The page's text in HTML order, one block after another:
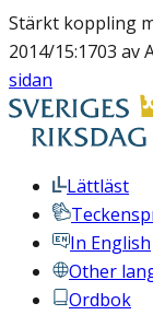
Stärkt koppling
2014/15:1703 av
sidan
Lättläst
In English
Other
Ordbok